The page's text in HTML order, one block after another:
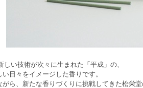
しい技術が次々に生まれた「平成」の、
日々をイメージした香りです。
ら、新たな香りづくりに挑戦してきた松栄堂